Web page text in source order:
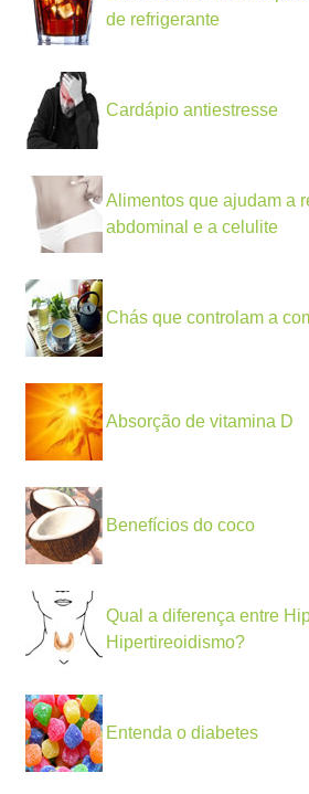
de refrigerante
Cardápio antiestresse
Alimentos que ajudam a
abdominal e a celulite
Chás que controlam a
Absorção de vitamina D
Benefícios do coco
Qual a diferença entre
Hipertireoidismo?
Entenda o diabetes